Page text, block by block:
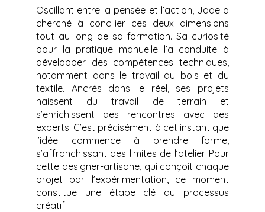
Oscillant entre la pensée et l’action, Jade a
cherché à concilier ces deux dimensions
tout au long de sa formation. Sa curiosité
pour la pratique manuelle l’a conduite à
développer des compétences techniques,
notamment dans le travail du bois et du
textile. Ancrés dans le réel, ses projets
naissent du travail de terrain et
s’enrichissent des rencontres avec des
experts. C’est précisément à cet instant que
l’idée commence à prendre forme,
s’affranchissant des limites de l’atelier. Pour
cette designer-artisane, qui conçoit chaque
projet par l’expérimentation, ce moment
constitue une étape clé du processus
créatif.